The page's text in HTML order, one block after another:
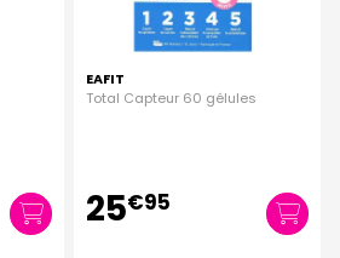
EAFIT
Total Capteur 60 gélules
25€95